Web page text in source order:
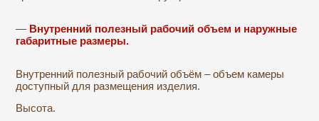
— Внутренний полезный рабочий объем и наружные
габаритные размеры.
Внутренний полезный рабочий объём – объем камеры
доступный для размещения изделия.
Высота.